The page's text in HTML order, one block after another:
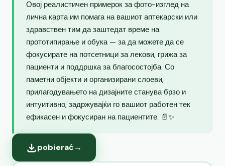
Овој реалистичен примерок за фото-изглед на
лична карта им помага на вашиот аптекарски или
здравствен тим да заштедат време на
прототипирање и обука — за да можете да се
фокусирате на потсетници за лекови, грижа за
пациенти и поддршка за благосостојба. Со
паметни објекти и организирани слоеви,
прилагодувањето на дизајните станува брзо и
интуитивно, задржувајќи го вашиот работен тек
ефикасен и фокусиран на пациентите. 📄✨
pobierać→